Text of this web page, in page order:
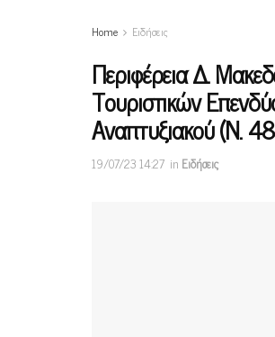
Home Ειδήσεις
Περιφέρεια Δ.
Τουριστικών
Αναπτυξιακού (Ν.
19/07/23 14:27 in Ειδήσεις